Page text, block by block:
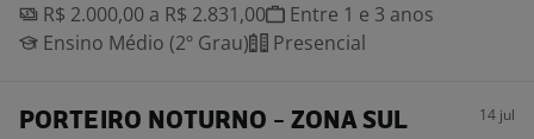
R$ 2.000,00 a R$ 2.831,00
Entre 1 e 3 anos
Ensino Médio (2º Grau)
Presencial
PORTEIRO NOTURNO - ZONA SUL 14 jul